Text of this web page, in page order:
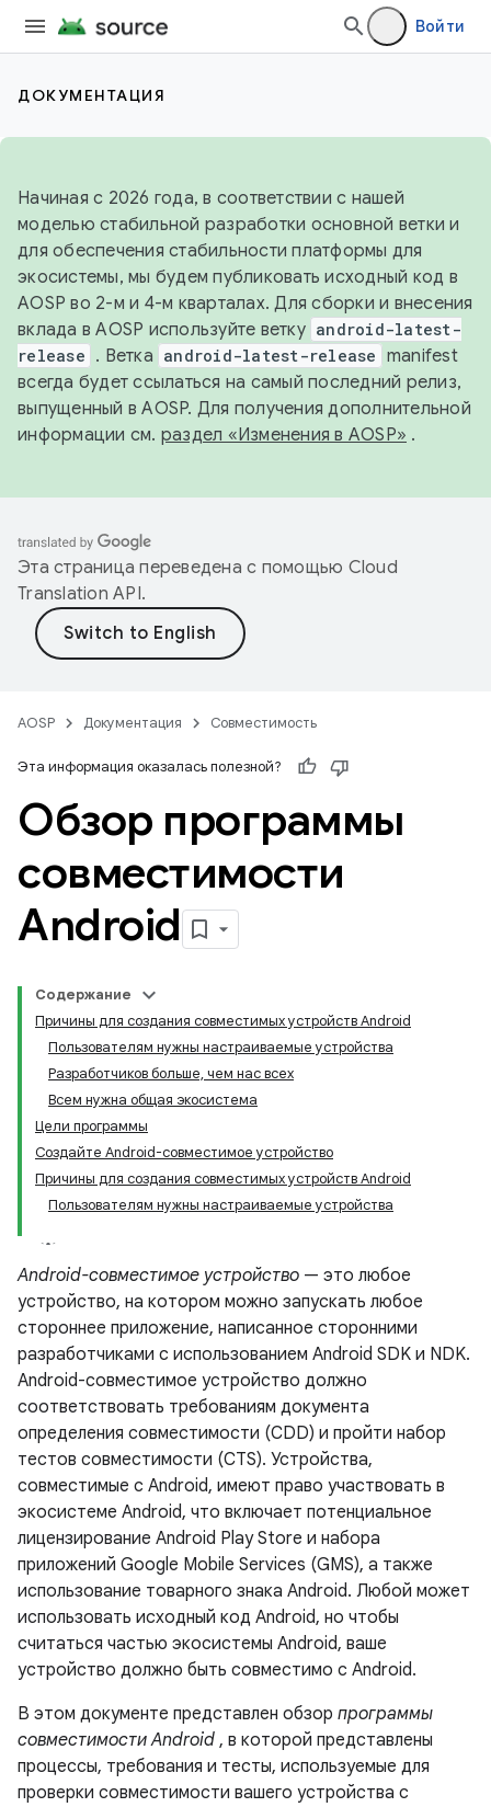
Войти
ДОКУМЕНТАЦИЯ
Начиная с 2026 года, в соответствии с нашей
моделью стабильной разработки основной ветки и
для обеспечения стабильности платформы для
экосистемы, мы будем публиковать исходный код в
AOSP во 2-м и 4-м кварталах. Для сборки и внесения
вклада в AOSP используйте ветку android-latest-
release . Ветка android-latest-release manifest
всегда будет ссылаться на самый последний релиз,
выпущенный в AOSP. Для получения дополнительной
информации см. раздел «Изменения в AOSP» .
Эта страница переведена с помощью Cloud
Translation API.
AOSP Документация Совместимость
Эта информация оказалась полезной?
Обзор программы
совместимости
Android
Содержание
Причины для создания совместимых устройств Android
Пользователям нужны настраиваемые устройства
Разработчиков больше, чем нас всех
Всем нужна общая экосистема
Цели программы
Создайте Android-совместимое устройство
Причины для создания совместимых устройств Android
Пользователям нужны настраиваемые устройства
Android-совместимое устройство — это любое
устройство, на котором можно запускать любое
стороннее приложение, написанное сторонними
разработчиками с использованием Android SDK и NDK.
Android-совместимое устройство должно
соответствовать требованиям документа
определения совместимости (CDD) и пройти набор
тестов совместимости (CTS). Устройства,
совместимые с Android, имеют право участвовать в
экосистеме Android, что включает потенциальное
лицензирование Android Play Store и набора
приложений Google Mobile Services (GMS), а также
использование товарного знака Android. Любой может
использовать исходный код Android, но чтобы
считаться частью экосистемы Android, ваше
устройство должно быть совместимо с Android.
В этом документе представлен обзор программы
совместимости Android , в которой представлены
процессы, требования и тесты, используемые для
проверки совместимости вашего устройства с